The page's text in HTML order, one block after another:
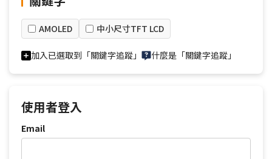
AMOLED 中小尺寸TFT LCD
加入已選取到「關鍵字追蹤」 什麼是「關鍵字追蹤」
使用者登入
Email